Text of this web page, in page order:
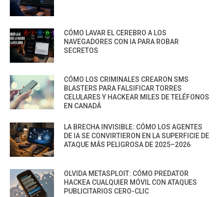
CÓMO LAVAR EL CEREBRO A LOS
NAVEGADORES CON IA PARA ROBAR
SECRETOS
CÓMO LOS CRIMINALES CREARON SMS
BLASTERS PARA FALSIFICAR TORRES
CELULARES Y HACKEAR MILES DE TELÉFONOS
EN CANADÁ
LA BRECHA INVISIBLE: CÓMO LOS AGENTES
DE IA SE CONVIRTIERON EN LA SUPERFICIE DE
ATAQUE MÁS PELIGROSA DE 2025–2026
OLVIDA METASPLOIT: CÓMO PREDATOR
HACKEA CUALQUIER MÓVIL CON ATAQUES
PUBLICITARIOS CERO-CLIC